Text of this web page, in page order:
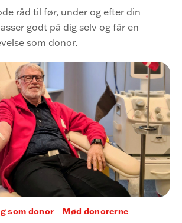
råd til før, under og efter din
godt på dig selv og får en
som donor.
som donor Mød donorerne